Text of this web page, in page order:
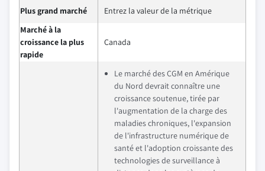
Plus grand marché
Entrez la valeur de la métrique
Marché à la
croissance la plus
rapide
Canada
Le marché des CGM en Amérique
du Nord devrait connaître une
croissance soutenue, tirée par
l'augmentation de la charge des
maladies chroniques, l'expansion
de l'infrastructure numérique de
santé et l'adoption croissante des
technologies de surveillance à